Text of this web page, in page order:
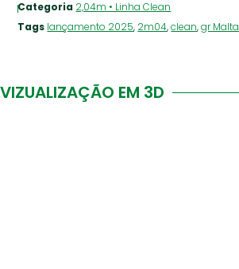
Categoria 2,04m • Linha Clean
Tags lançamento 2025, 2m04,clean,gr Malta
VIZUALIZAÇÃO EM 3D